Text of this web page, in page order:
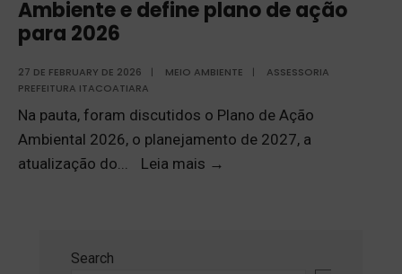
Ambiente e define plano de ação
para 2026
27 DE FEBRUARY DE 2026 | MEIO AMBIENTE |
ASSESSORIA
PREFEITURA ITACOATIARA
Na pauta, foram discutidos o Plano de Ação
Ambiental 2026, o planejamento de 2027, a
atualização do... Leia mais →
Search